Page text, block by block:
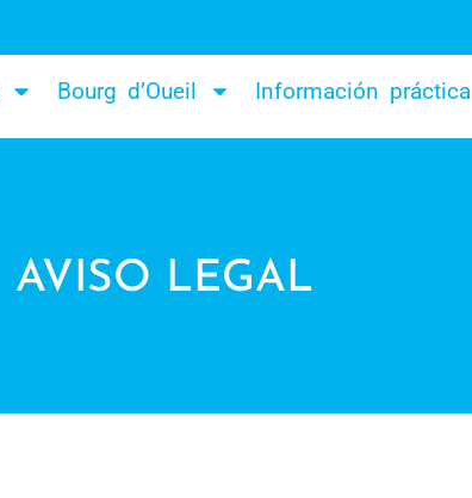
Bourg d’Oueil Información práctica
AVISO LEGAL